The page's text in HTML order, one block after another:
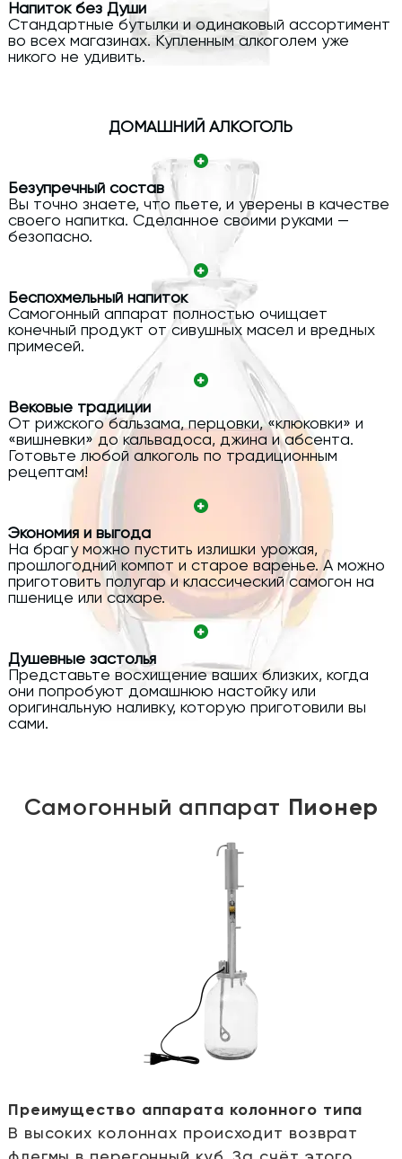
Напиток без Души
Стандартные бутылки и одинаковый ассортимент
во всех магазинах. Купленным алкоголем уже
никого не удивить.
ДОМАШНИЙ АЛКОГОЛЬ
Безупречный состав
Вы точно знаете, что пьете, и уверены в качестве
своего напитка. Сделанное своими руками —
безопасно.
Беспохмельный напиток
Самогонный аппарат полностью очищает
конечный продукт от сивушных масел и вредных
примесей.
Вековые традиции
От рижского бальзама, перцовки, «клюковки» и
«вишневки» до кальвадоса, джина и абсента.
Готовьте любой алкоголь по традиционным
рецептам!
Экономия и выгода
На брагу можно пустить излишки урожая,
прошлогодний компот и старое варенье. А можно
приготовить полугар и классический самогон на
пшенице или сахаре.
Душевные застолья
Представьте восхищение ваших близких, когда
они попробуют домашнюю настойку или
оригинальную наливку, которую приготовили вы
сами.
Самогонный аппарат Пионер
Преимущество аппарата колонного типа
В высоких колоннах происходит возврат